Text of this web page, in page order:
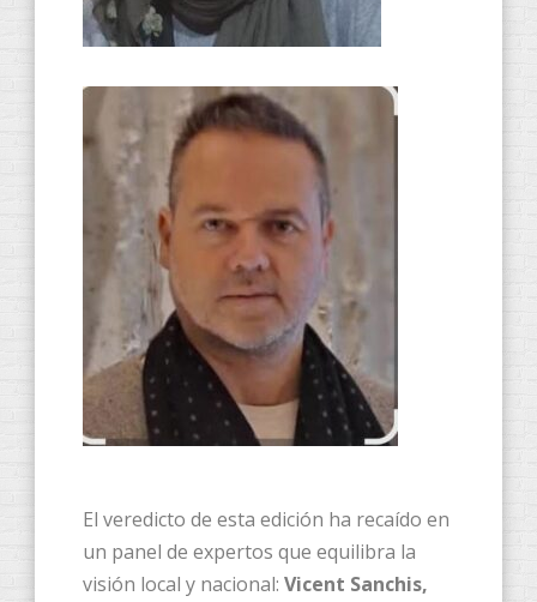
​El veredicto de esta edición ha recaído en
un panel de expertos que equilibra la
visión local y nacional: Vicent Sanchis,